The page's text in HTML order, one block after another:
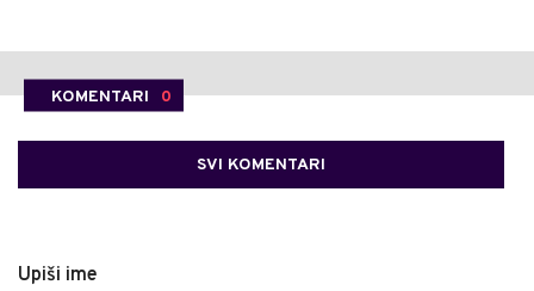
KOMENTARI 0
SVI KOMENTARI
Upiši ime